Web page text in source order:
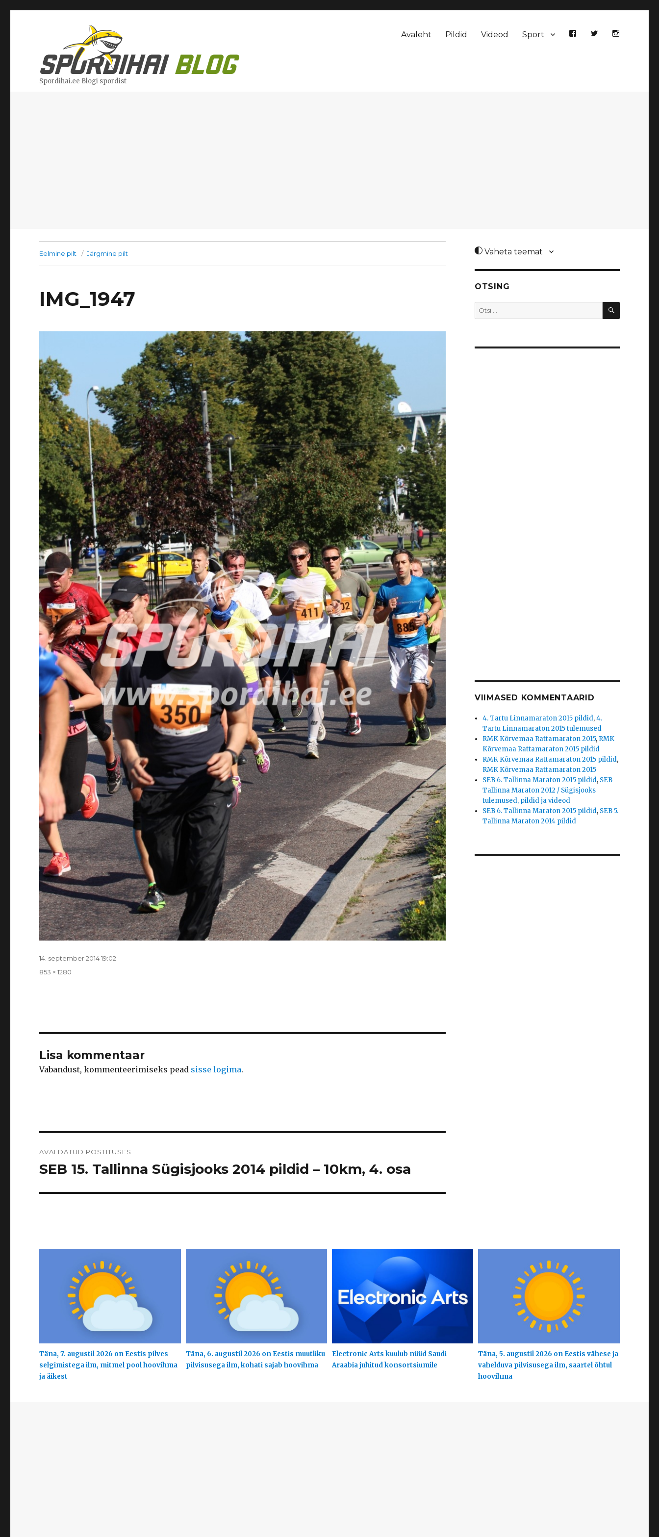
Spordihai.ee Blogi spordist
Avaleht Pildid Videod Sport
Eelmine pilt Järgmine pilt
IMG_1947
Postitatud
14. september 2014 19:02
Täissuurus
853 × 1280
Lisa kommentaar
Vabandust, kommenteerimiseks pead sisse logima.
AVALDATUD POSTITUSES
SEB 15. Tallinna Sügisjooks 2014 pildid – 10km, 4. osa
Vaheta teemat
OTSING
Otsi: OTSI
VIIMASED KOMMENTAARID
4. Tartu Linnamaraton 2015 pildid,4.
Tartu Linnamaraton 2015 tulemused
RMK Kõrvemaa Rattamaraton 2015, RMK
Kõrvemaa Rattamaraton 2015 pildid
RMK Kõrvemaa Rattamaraton 2015 pildid,
RMK Kõrvemaa Rattamaraton 2015
SEB 6. Tallinna Maraton 2015 pildid, SEB
Tallinna Maraton 2012 / Sügisjooks
tulemused, pildid ja videod
SEB 6. Tallinna Maraton 2015 pildid, SEB 5.
Tallinna Maraton 2014 pildid
Täna, 7. augustil 2026 on Eestis pilves
selgimistega ilm, mitmel pool hoovihma
ja äikest
Täna, 6. augustil 2026 on Eestis muutliku
pilvisusega ilm, kohati sajab hoovihma
Electronic Arts kuulub nüüd Saudi
Araabia juhitud konsortsiumile
Täna, 5. augustil 2026 on Eestis vähese ja
vahelduva pilvisusega ilm, saartel õhtul
hoovihma